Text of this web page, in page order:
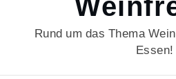
Rund um das Thema
Essen!